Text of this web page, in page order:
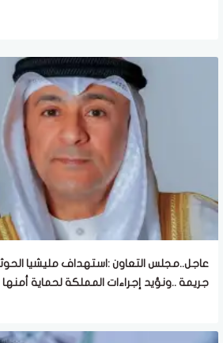
عاجل..مجلس التعاون :استهداف مليشيا
جريمة ..ونؤيد إجراءات المملكة لحماية أمنها